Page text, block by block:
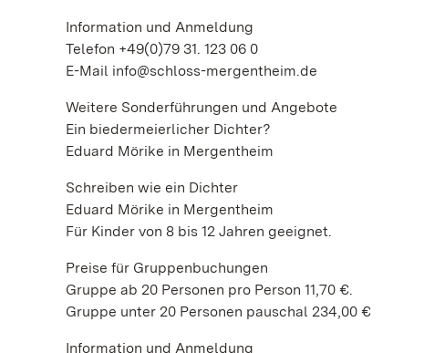
Information und Anmeldung
Telefon +49(0)79 31. 123 06 0
E-Mail info@schloss-mergentheim.de
Weitere Sonderführungen und Angebote
Ein biedermeierlicher Dichter?
Eduard Mörike in Mergentheim
Schreiben wie ein Dichter
Eduard Mörike in Mergentheim
Für Kinder von 8 bis 12 Jahren geeignet.
Preise für Gruppenbuchungen
Gruppe ab 20 Personen pro Person 11,70 €.
Gruppe unter 20 Personen pauschal 234,00 €
Information und Anmeldung